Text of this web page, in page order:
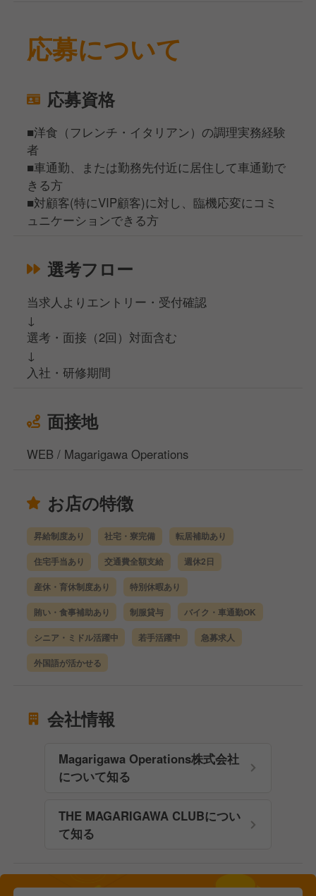
応募について
応募資格
■洋食（フレンチ・イタリアン）の調理実務経験
者
■車通勤、または勤務先付近に居住して車通勤で
きる方
■対顧客(特にVIP顧客)に対し、臨機応変にコミ
ュニケーションできる方
選考フロー
当求人よりエントリー・受付確認
↓
選考・面接（2回）対面含む
↓
入社・研修期間
面接地
WEB / Magarigawa Operations
お店の特徴
昇給制度あり 社宅・寮完備 転居補助あり
住宅手当あり 交通費全額支給 週休2日
産休・育休制度あり 特別休暇あり
賄い・食事補助あり 制服貸与 バイク・車通勤OK
シニア・ミドル活躍中 若手活躍中 急募求人
外国語が活かせる
会社情報
Magarigawa Operations株式会社
について知る
THE MAGARIGAWA CLUBについ
て知る